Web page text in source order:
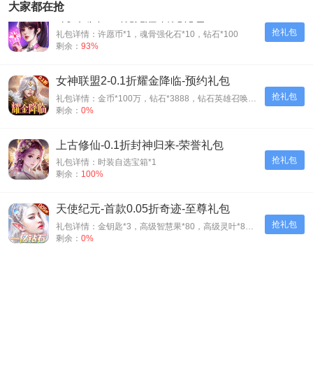
大家都在抢
抢礼包
礼包详情：许愿币*1，魂骨强化石*10，钻石*100
剩余： 93%
抢礼包
女神联盟2-0.1折耀金降临-预约礼包
礼包详情：金币*100万，钻石*3888，钻石英雄召唤券*5
剩余： 0%
抢礼包
上古修仙-0.1折封神归来-荣誉礼包
礼包详情：时装自选宝箱*1
剩余： 100%
抢礼包
天使纪元-首款0.05折奇迹-至尊礼包
剩余： 0%